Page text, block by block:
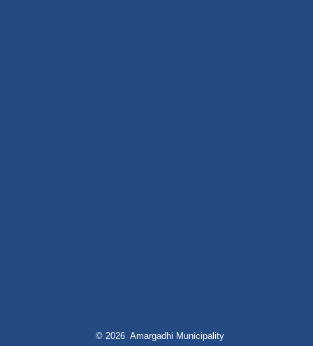
© 2026 Amargadhi Municipality